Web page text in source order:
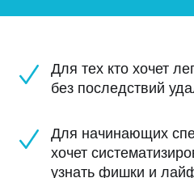
Для кого этот курс
Для тех кто хочет
без последствий
Для начинающих
хочет
узнать фишки и